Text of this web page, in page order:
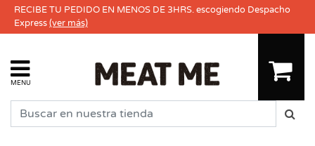
RECIBE TU PEDIDO EN MENOS DE 3HRS. escogiendo Despacho
Express(ver más)
MENU